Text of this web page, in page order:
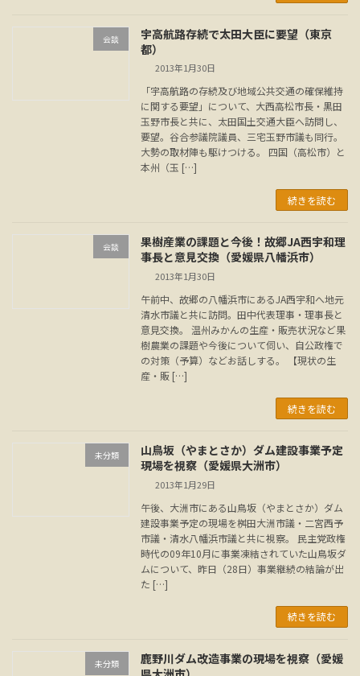
会談
宇高航路存続で太田大臣に要望（東京
都）
2013年1月30日
「宇高航路の存続及び地域公共交通の確保維持
に関する要望」について、大西高松市長・黒田
玉野市長と共に、太田国土交通大臣へ訪問し、
要望。谷合参議院議員、三宅玉野市議も同行。
大勢の取材陣も駆けつける。 四国（高松市）と
本州（玉 […]
続きを読む
会談
果樹産業の課題と今後！故郷JA西宇和理
事長と意見交換（愛媛県八幡浜市）
2013年1月30日
午前中、故郷の八幡浜市にあるJA西宇和へ地元
清水市議と共に訪問。田中代表理事・理事長と
意見交換。 温州みかんの生産・販売状況など果
樹農業の課題や今後について伺い、自公政権で
の対策（予算）などお話しする。 【現状の生
産・販 […]
続きを読む
未分類
山鳥坂（やまとさか）ダム建設事業予定
現場を視察（愛媛県大洲市）
2013年1月29日
午後、大洲市にある山鳥坂（やまとさか）ダム
建設事業予定の現場を桝田大洲市議・二宮西予
市議・清水八幡浜市議と共に視察。 民主党政権
時代の09年10月に事業凍結されていた山鳥坂ダ
ムについて、昨日（28日）事業継続の結論が出
た […]
続きを読む
未分類
鹿野川ダム改造事業の現場を視察（愛媛